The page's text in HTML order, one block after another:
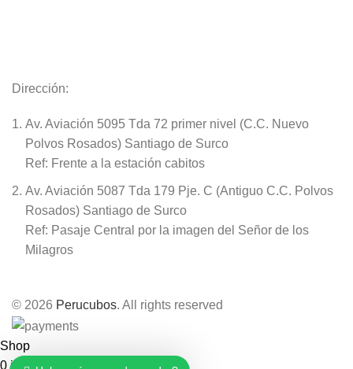
Dirección:
Av. Aviación 5095 Tda 72 primer nivel (C.C. Nuevo
Polvos Rosados) Santiago de Surco
Ref: Frente a la estación cabitos
Av. Aviación 5087 Tda 179 Pje. C (Antiguo C.C. Polvos
Rosados) Santiago de Surco
Ref: Pasaje Central por la imagen del Señor de los
Milagros
© 2026 Perucubos. All rights reserved
Shop
0items Cart